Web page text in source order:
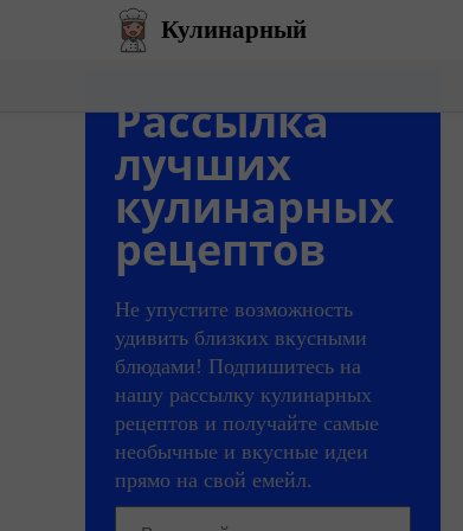
Кулинарный
Рассылка
лучших
кулинарных
рецептов
Не упустите возможность
удивить близких вкусными
блюдами! Подпишитесь на
нашу рассылку кулинарных
рецептов и получайте самые
необычные и вкусные идеи
прямо на свой емейл.